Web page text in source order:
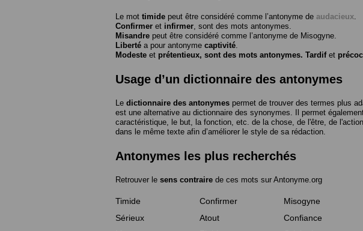
Le mot timide peut être considéré comme l’antonyme de audacieux
Confirmer et infirmer , sont des mots antonymes.
Misandre peut être considéré comme l’antonyme de Misogyne
Liberté a pour antonyme captivité
Modeste et prétentieux, sont des mots antonymes. Tardifet
Usage d’un dictionnaire des antonymes
Le dictionnaire des antonymes permet de trouver des termes plus
est une alternative au dictionnaire des synonymes. Il permet
caractéristique, le but, la fonction, etc. de la chose, de l'être, de
dans le même texte afin d’améliorer le style de sa rédaction.
Antonymes les plus recherchés
Retrouver le sens contraire de ces mots sur Antonyme.org
Timide Confirmer Misogyne
Sérieux
Atout Confiance